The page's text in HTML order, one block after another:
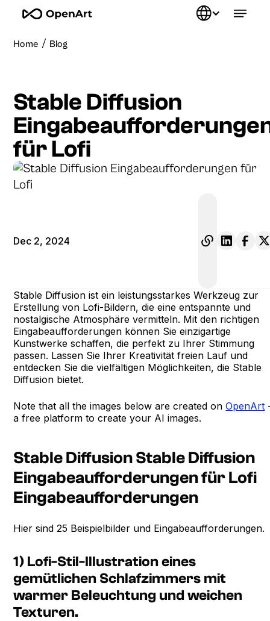
Home / Blog
Stable Diffusion
für Lofi
Dec 2, 2024
Stable Diffusion ist ein leistungsstarkes Werkzeug zur
Erstellung von Lofi-Bildern, die eine entspannte und
nostalgische Atmosphäre vermitteln. Mit den richtigen
Eingabeaufforderungen können Sie einzigartige
Kunstwerke schaffen, die perfekt zu Ihrer Stimmung
passen. Lassen Sie Ihrer Kreativität freien Lauf und
entdecken Sie die vielfältigen Möglichkeiten, die Stable
Diffusion bietet.
Note that all the images below are created onOpenArt
a free platform to create your AI images.
Stable Diffusion Stable Diffusion
Eingabeaufforderungen für Lofi
Eingabeaufforderungen
Hier sind 25 Beispielbilder und Eingabeaufforderungen.
1) Lofi-Stil-Illustration eines
gemütlichen Schlafzimmers mit
warmer Beleuchtung und weichen
Texturen.